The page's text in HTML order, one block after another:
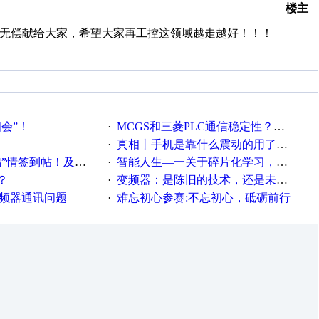
楼主
偿献给大家，希望大家再工控这领域越走越好！！！
”！ · MCGS和三菱PLC通信稳定性？？？
· 真相丨手机是靠什么震动的用了这么多年才知道！
时更新在线研讨会预告
·
智能人生—一关于碎片化学习，看这一篇就够了！
· 变频器：是陈旧的技术，还是未来的幕后英雄？
器通讯问题
· 难忘初心参赛:不忘初心，砥砺前行